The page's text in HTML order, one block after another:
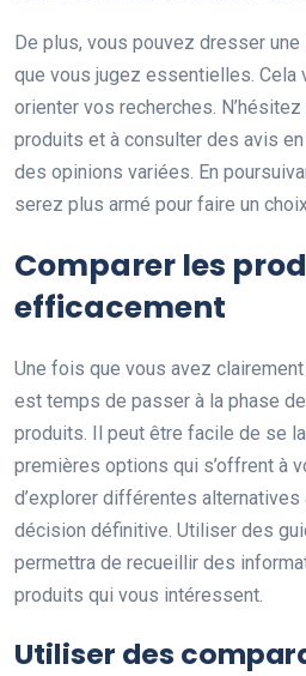
De plus, vous pouvez dresser
que vous jugez essentielles. Cela
orienter vos recherches.
produits et à consulter des avis
des opinions variées. En
serez plus armé pour faire un
Comparer les
efficacement
Une fois que vous avez
est temps de passer à la phase
produits. Il peut être facile de se
premières options qui s’offrent à
d’explorer différentes alternatives
décision définitive. Utiliser des
permettra de recueillir des
produits qui vous intéressent.
Utiliser des